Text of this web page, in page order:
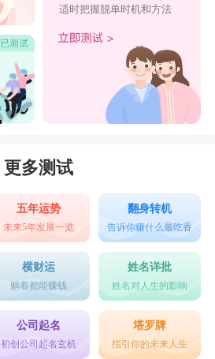
适时把握脱单时机和方法
更多测试
五年运势
未来5年发展一览
翻身转机
告诉你赚什么最吃香
横财运
躺着都能赚钱
姓名详批
姓名对人生的影响
公司起名
初创公司起名玄机
塔罗牌
指引你的未来人生